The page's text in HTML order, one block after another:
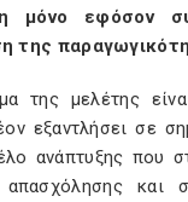
μόνο εφόσον
της
της μελέτης
εξαντλήσει σε
ανάπτυξης που
και